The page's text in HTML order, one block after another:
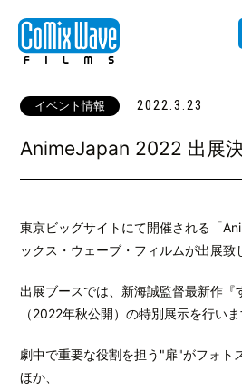
イベント情報 2022.3.23
AnimeJapan 2022 出展決
東京ビッグサイトにて開催される「
ックス・ウェーブ・フィルムが出展致
出展ブースでは、新海誠監督最新作『
（2022年秋公開）の特別展示を行いま
劇中で重要な役割を担う"扉"がフォト
ほか、